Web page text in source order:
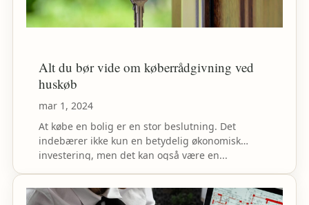
Alt du bør vide om køberrådgivning ved
huskøb
mar 1, 2024
At købe en bolig er en stor beslutning. Det
indebærer ikke kun en betydelig økonomisk
investering, men det kan også være en...